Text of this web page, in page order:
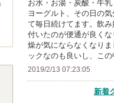
お水・お湯・炭酸・牛乳
ヨーグルト、その日の気
て毎日続けてます。飲
付いたのが便通が良く
燥が気にならなくなり
ックなのも良いし、こ
2019/2/13 07:23:05
新着